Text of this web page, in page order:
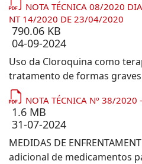
NOTA TÉCNICA 08/2020
NT 14/2020 DE 23/04/2020
790.06 KB
04-09-2024
Uso da Cloroquina como
tratamento de formas graves
NOTA TÉCNICA Nº 38/2020
1.6 MB
31-07-2024
MEDIDAS DE
adicional de medicamentos